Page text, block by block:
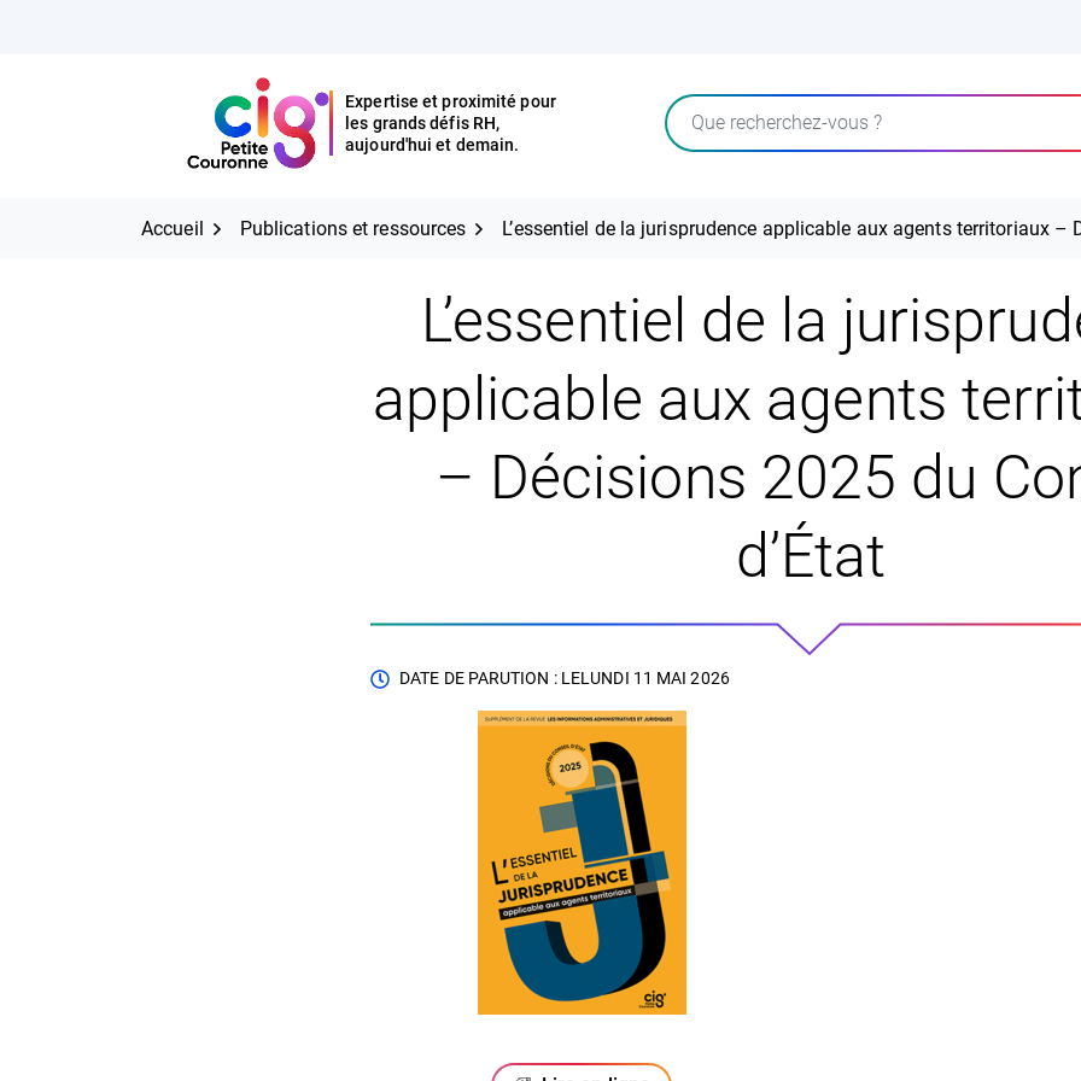
CIG Petite Couronne
Expertise et proximité pour
les grands défis RH,
aujourd'hui et demain.
Rechercher
CIG Petite Couronne
Expertise et proximité pour
les grands défis RH,
aujourd'hui et demain.
Accueil Publications et ressources L’essentiel de la jurisprudence applicable aux agents territoriaux –
L’essentiel de la
applicable aux agents
– Décisions 2025 du
d’État
DATE DE PARUTION : LELUNDI 11 MAI 2026